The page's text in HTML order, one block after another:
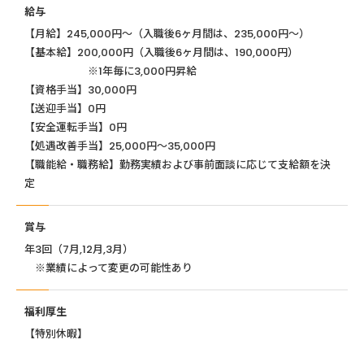
給与
【月給】245,000円～（入職後6ヶ月間は、235,000円～）
【基本給】200,000円（入職後6ヶ月間は、190,000円）
※1年毎に3,000円昇給
【資格手当】30,000円
【送迎手当】0円
【安全運転手当】0円
【処遇改善手当】25,000円～35,000円
【職能給・職務給】勤務実績および事前面談に応じて支給額を決
定
賞与
年3回（7月,12月,3月）
※業績によって変更の可能性あり
福利厚生
【特別休暇】